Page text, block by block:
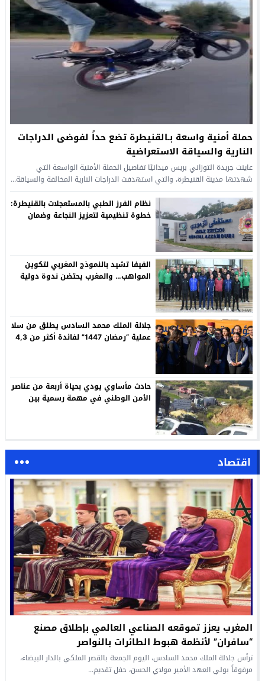
حملة أمنية واسعة بـالقنيطرة تضع حداً لفوضى الدراجات
النارية والسياقة الاستعراضية
عاينت جريدة التوزاني بريس ميدانيًا تفاصيل الحملة الأمنية الواسعة التي
شهدتها مدينة القنيطرة، والتي استهدفت الدراجات النارية المخالفة والسياقة...
نظام الفرز الطبي بالمستعجلات بالقنيطرة:
خطوة تنظيمية لتعزيز النجاعة وضمان
الفيفا تشيد بالنموذج المغربي لتكوين
المواهب… والمغرب يحتضن ندوة دولية
جلالة الملك محمد السادس يطلق من سلا
عملية “رمضان 1447” لفائدة أكثر من 4,3
حادث مأساوي يودي بحياة أربعة من عناصر
الأمن الوطني في مهمة رسمية بين
اقتصاد
المغرب يعزز تموقعه الصناعي العالمي بإطلاق مصنع
“سافران” لأنظمة هبوط الطائرات بالنواصر
ترأس جلالة الملك محمد السادس، اليوم الجمعة بالقصر الملكي بالدار البيضاء،
مرفوقاً بولي العهد الأمير مولاي الحسن، حفل تقديم...